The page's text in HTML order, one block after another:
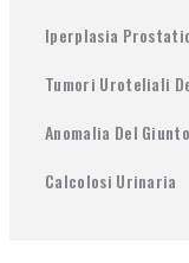
Iperplasia
Tumori Uroteliali
Anomalia Del
Calcolosi Urinaria